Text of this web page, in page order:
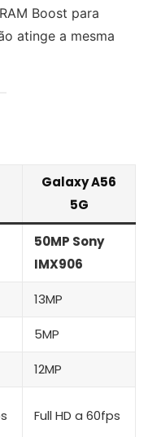
Boost para
atinge a mesma
Galaxy A56
5G
50MP Sony
IMX906
13MP
5MP
12MP
Full HD a 60fps